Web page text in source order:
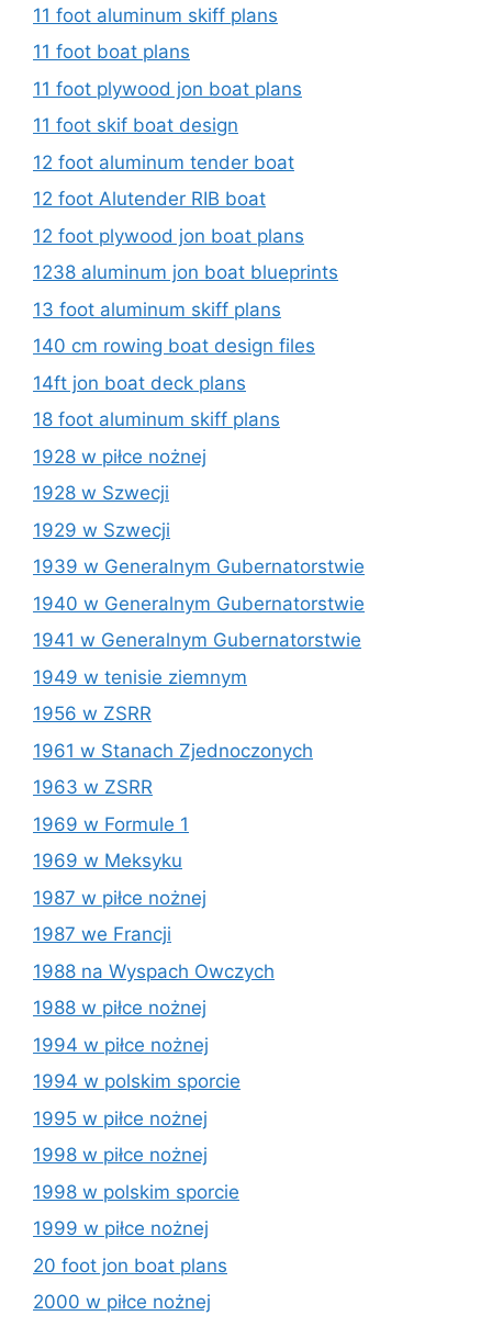
11 foot aluminum skiff plans
11 foot boat plans
11 foot plywood jon boat plans
11 foot skif boat design
12 foot aluminum tender boat
12 foot Alutender RIB boat
12 foot plywood jon boat plans
1238 aluminum jon boat blueprints
13 foot aluminum skiff plans
140 cm rowing boat design files
14ft jon boat deck plans
18 foot aluminum skiff plans
1928 w piłce nożnej
1928 w Szwecji
1929 w Szwecji
1939 w Generalnym Gubernatorstwie
1940 w Generalnym Gubernatorstwie
1941 w Generalnym Gubernatorstwie
1949 w tenisie ziemnym
1956 w ZSRR
1961 w Stanach Zjednoczonych
1963 w ZSRR
1969 w Formule 1
1969 w Meksyku
1987 w piłce nożnej
1987 we Francji
1988 na Wyspach Owczych
1988 w piłce nożnej
1994 w piłce nożnej
1994 w polskim sporcie
1995 w piłce nożnej
1998 w piłce nożnej
1998 w polskim sporcie
1999 w piłce nożnej
20 foot jon boat plans
2000 w piłce nożnej